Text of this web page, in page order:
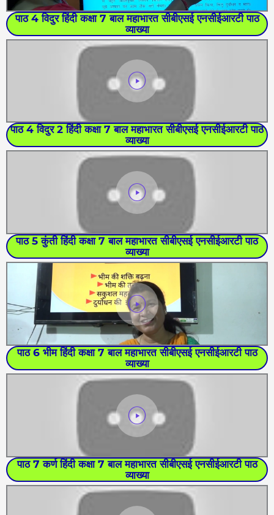
पाठ 4 विदुर हिंदी कक्षा 7 बाल महाभारत सीबीएसई एनसीईआरटी पाठ
व्याख्या
पाठ 4 विदुर 2 हिंदी कक्षा 7 बाल महाभारत सीबीएसई एनसीईआरटी पाठ
व्याख्या
पाठ 5 कुंती हिंदी कक्षा 7 बाल महाभारत सीबीएसई एनसीईआरटी पाठ
व्याख्या
पाठ 6 भीम हिंदी कक्षा 7 बाल महाभारत सीबीएसई एनसीईआरटी पाठ
व्याख्या
पाठ 7 कर्ण हिंदी कक्षा 7 बाल महाभारत सीबीएसई एनसीईआरटी पाठ
व्याख्या